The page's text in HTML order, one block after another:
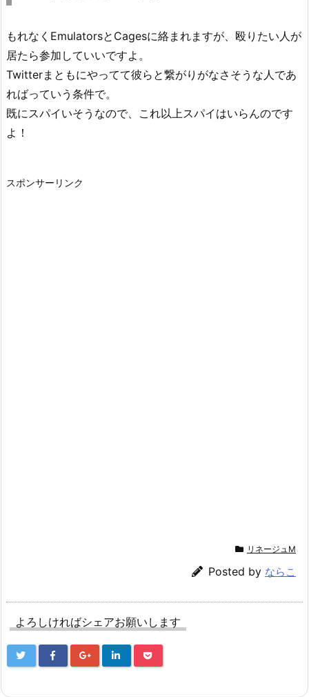
もれなくEmulatorsとCagesに絡まれますが、殴りたい人が
居たら参加していいですよ。
Twitterまともにやってて彼らと繋がりがなさそうな人であ
ればっていう条件で。
既にスパイいそうなので、これ以上スパイはいらんのです
よ！
スポンサーリンク
リネージュM
Posted by ならこ
よろしければシェアお願いします